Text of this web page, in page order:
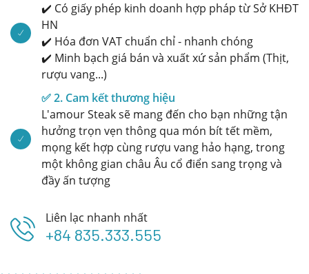
✔️ Có giấy phép kinh doanh hợp pháp từ Sở KHĐT
HN
✔️ Hóa đơn VAT chuẩn chỉ - nhanh chóng
✔️ Minh bạch giá bán và xuất xứ sản phẩm (Thịt,
rượu vang...)
✅ 2. Cam kết thương hiệu
L'amour Steak sẽ mang đến cho bạn những tận
hưởng trọn vẹn thông qua món bít tết mềm,
mọng kết hợp cùng rượu vang hảo hạng, trong
một không gian châu Âu cổ điển sang trọng và
đầy ấn tượng
Liên lạc nhanh nhất
+84 835.333.555